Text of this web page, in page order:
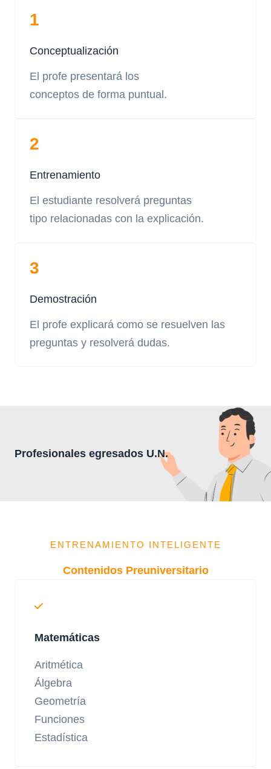
1
Conceptualización
El profe presentará los
conceptos de forma puntual.
2
Entrenamiento
El estudiante resolverá preguntas
tipo relacionadas con la explicación.
3
Demostración
El profe explicará como se resuelven las
preguntas y resolverá dudas.
Profesionales egresados U.N.
ENTRENAMIENTO INTELIGENTE
Contenidos Preuniversitario
Matemáticas
Aritmética
Álgebra
Geometría
Funciones
Estadística